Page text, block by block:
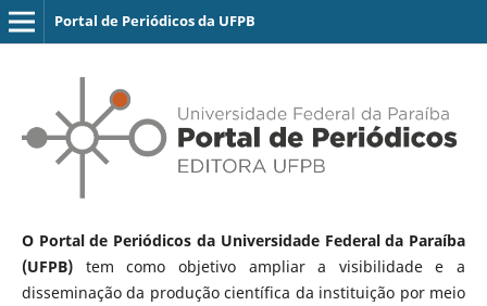
Portal de Periódicos da UFPB
O Portal de Periódicos da Universidade Federal da Paraíba
(UFPB)tem como objetivo ampliar a visibilidade e a
disseminação da produção científica da instituição por meio